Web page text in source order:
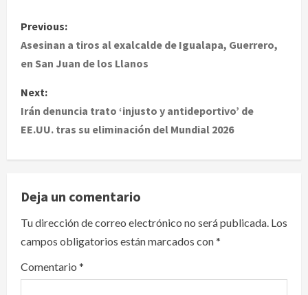
P
o
t
n
a
v
i
g
a
Previous:
Asesinan a tiros al exalcalde de Igualapa, Guerrero,
en San Juan de los Llanos
Next:
Irán denuncia trato ‘injusto y antideportivo’ de
EE.UU. tras su eliminación del Mundial 2026
Deja un comentario
Tu dirección de correo electrónico no será publicada. Los
campos obligatorios están marcados con*
Comentario *